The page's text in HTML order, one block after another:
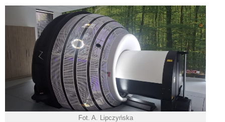
Fot. A. Lipczyńska